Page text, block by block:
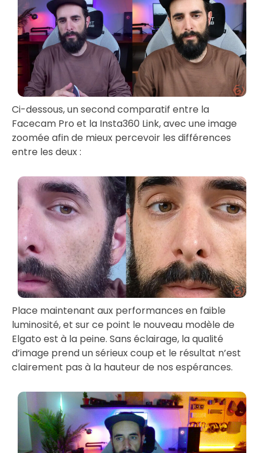
Ci-dessous, un second comparatif entre la
Facecam Pro et la Insta360 Link, avec une image
zoomée afin de mieux percevoir les différences
entre les deux :
Place maintenant aux performances en faible
luminosité, et sur ce point le nouveau modèle de
Elgato est à la peine. Sans éclairage, la qualité
d’image prend un sérieux coup et le résultat n’est
clairement pas à la hauteur de nos espérances.